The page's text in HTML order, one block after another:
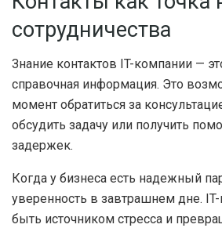
сотрудничества
Знание контактов IT-компании —
справочная информация. Это
момент обратиться за
обсудить задачу или получить
задержек.
Когда у бизнеса есть надежный
уверенность в завтрашнем дне.
быть источником стресса и